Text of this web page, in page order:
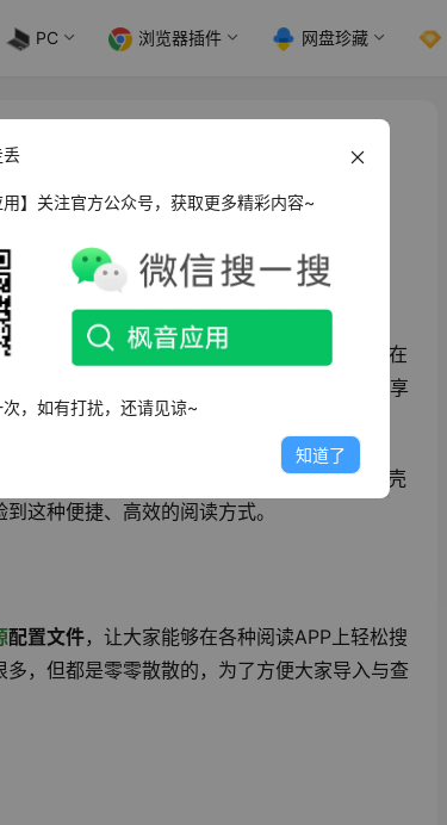
PC 浏览器插件 网盘珍藏
，忍受着会员收费、购买阅读点券和无处不在
个简洁的阅读器，配合各种书源，就能轻松享
三方小说阅读器，都是在阅读APP的基础上套壳
这种便捷、高效的阅读方式。
配置文件，让大家能够在各种阅读APP上轻松搜
，但都是零零散散的，为了方便大家导入与查
丢
】关注官方公众号，获取更多精彩内容~
，如有打扰，还请见谅~
知道了